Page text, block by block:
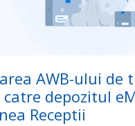
AWB-ului de
depozitul
Receptii